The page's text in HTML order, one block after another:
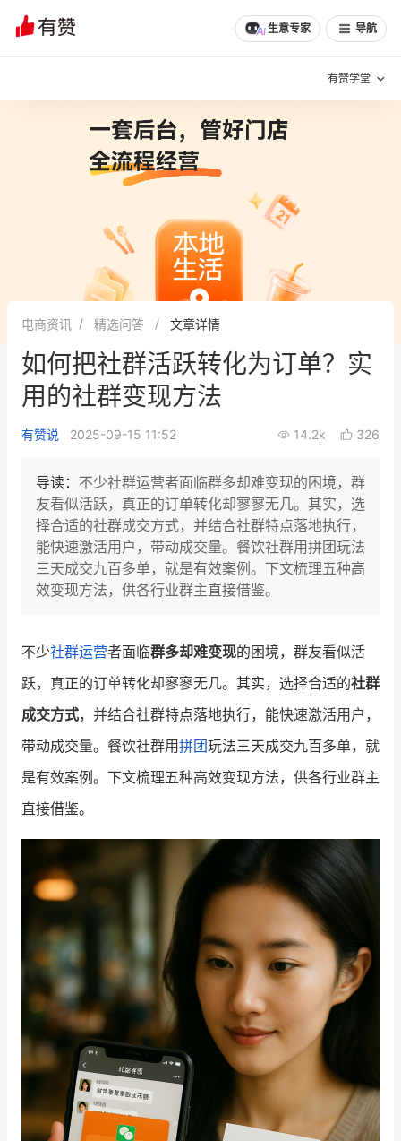
生意专家 导航
有赞学堂
增长方法
有赞专家说
新零售最佳实践
面对面聊增长
新零售大会 新零售茶会
增长产品指南
智库 产品场景库
产品更新动态 帮助中心
新零售资讯
培训课程
增长俱乐部
增长俱乐部 有赞商盟
商家社区
合作共进
入驻有赞 认证代理商
认证服务商 设计服务商
有赞云
文章 问诊 分享
电商资讯 精选问答 文章详情
如何把社群活跃转化为订单？实
用的社群变现方法
有赞说 2025-09-15 11:52 14.2k 326
导读： 不少社群运营者面临群多却难变现的困境，群
友看似活跃，真正的订单转化却寥寥无几。其实，选
择合适的社群成交方式，并结合社群特点落地执行，
能快速激活用户，带动成交量。餐饮社群用拼团玩法
三天成交九百多单，就是有效案例。下文梳理五种高
效变现方法，供各行业群主直接借鉴。
不少社群运营者面临群多却难变现的困境，群友看似活
跃，真正的订单转化却寥寥无几。其实，选择合适的社群
成交方式，并结合社群特点落地执行，能快速激活用户，
带动成交量。餐饮社群用拼团玩法三天成交九百多单，就
是有效案例。下文梳理五种高效变现方法，供各行业群主
直接借鉴。